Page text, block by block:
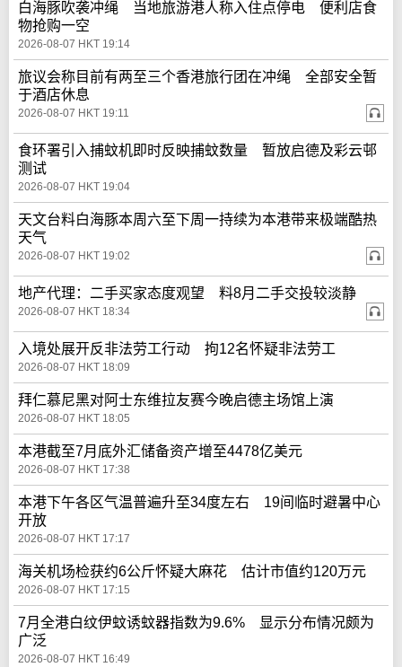
白海豚吹袭冲绳 当地旅游港人称入住点停电 便利店食
物抢购一空
2026-08-07 HKT 19:14
旅议会称目前有两至三个香港旅行团在冲绳 全部安全暂
于酒店休息
2026-08-07 HKT 19:11
食环署引入捕蚊机即时反映捕蚊数量 暂放启德及彩云邨
测试
2026-08-07 HKT 19:04
天文台料白海豚本周六至下周一持续为本港带来极端酷热
天气
2026-08-07 HKT 19:02
地产代理：二手买家态度观望 料8月二手交投较淡静
2026-08-07 HKT 18:34
入境处展开反非法劳工行动 拘12名怀疑非法劳工
2026-08-07 HKT 18:09
拜仁慕尼黑对阿士东维拉友赛今晚启德主场馆上演
2026-08-07 HKT 18:05
本港截至7月底外汇储备资产增至4478亿美元
2026-08-07 HKT 17:38
本港下午各区气温普遍升至34度左右 19间临时避暑中心
开放
2026-08-07 HKT 17:17
海关机场检获约6公斤怀疑大麻花 估计市值约120万元
2026-08-07 HKT 17:15
7月全港白纹伊蚊诱蚊器指数为9.6% 显示分布情况颇为
广泛
2026-08-07 HKT 16:49